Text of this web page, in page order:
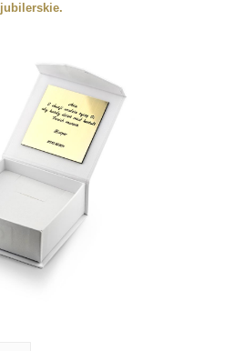
jubilerskie.